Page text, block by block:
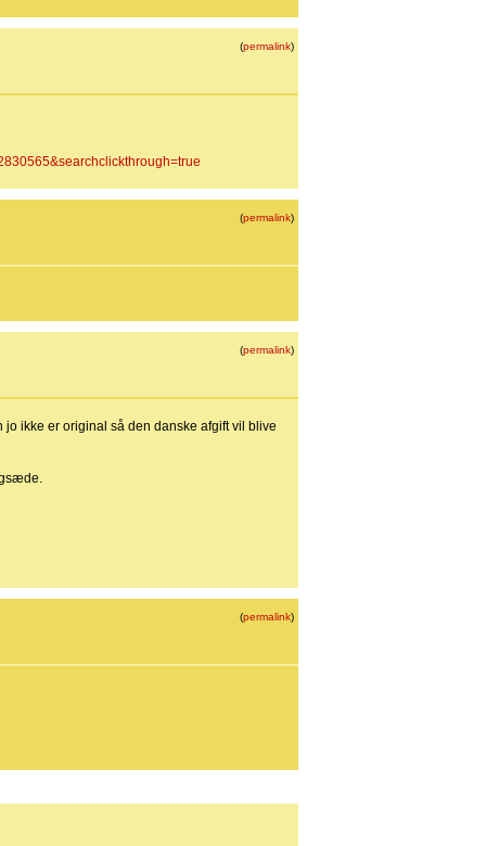
(permalink)
(permalink)
(permalink)
ikke er original så den danske afgift vil blive
(permalink)